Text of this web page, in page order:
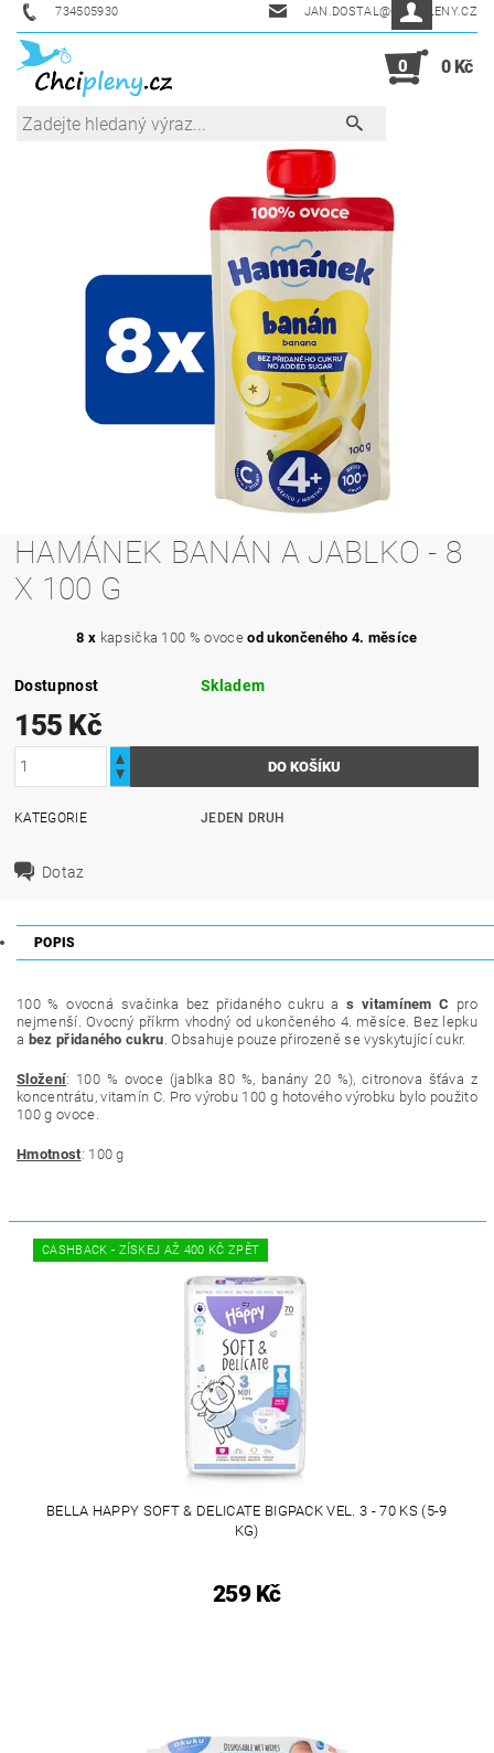
734505930 JAN.DOSTAL@CHCIPLENY.CZ
0 0 Kč
HAMÁNEK BANÁN A JABLKO - 8
X 100 G
8 x kapsička 100 % ovoceod ukončeného 4. měsíce
Dostupnost Skladem
155 Kč
KATEGORIE JEDEN DRUH
Dotaz
POPIS
100 % ovocná svačinka bez přidaného cukru as vitamínem C pro
nejmenší. Ovocný příkrm vhodný od ukončeného 4. měsíce. Bez lepku
a bez přidaného cukru. Obsahuje pouze přirozeně se vyskytující cukr.
Složení: 100 % ovoce (jablka 80 %, banány 20 %), citronova šťáva z
koncentrátu, vitamín C. Pro výrobu 100 g hotového výrobku bylo použito
100 g ovoce.
Hmotnost: 100 g
CASHBACK - ZÍSKEJ AŽ 400 KČ ZPĚT
BELLA HAPPY SOFT & DELICATE BIGPACK VEL. 3 - 70 KS (5-9
KG)
259 Kč